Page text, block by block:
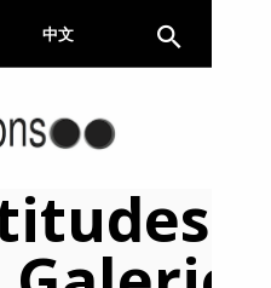
中文
à notre